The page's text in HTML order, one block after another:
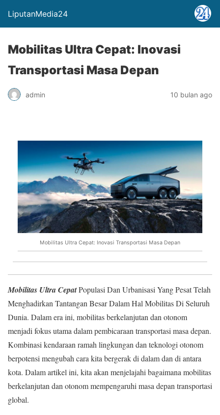
LiputanMedia24
Mobilitas Ultra Cepat: Inovasi
Transportasi Masa Depan
admin 10 bulan ago
Mobilitas Ultra Cepat: Inovasi Transportasi Masa Depan
Mobilitas Ultra CepatPopulasi Dan Urbanisasi Yang Pesat Telah
Menghadirkan Tantangan Besar Dalam Hal Mobilitas Di Seluruh
Dunia. Dalam era ini, mobilitas berkelanjutan dan otonom
menjadi fokus utama dalam pembicaraan transportasi masa depan.
Kombinasi kendaraan ramah lingkungan dan teknologi otonom
berpotensi mengubah cara kita bergerak di dalam dan di antara
kota. Dalam artikel ini, kita akan menjelajahi bagaimana mobilitas
berkelanjutan dan otonom mempengaruhi masa depan transportasi
global.